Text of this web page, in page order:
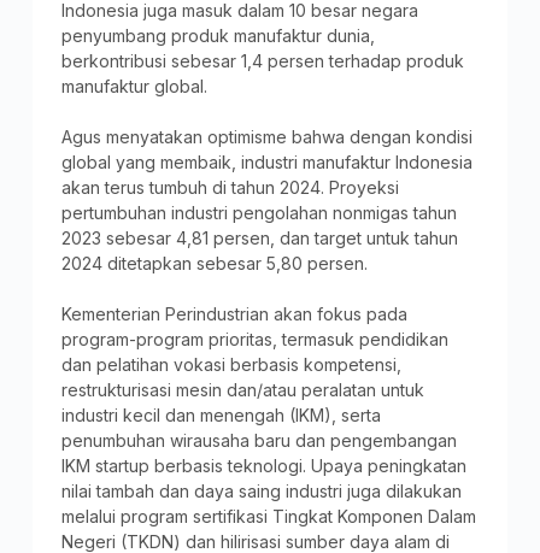
Indonesia juga masuk dalam 10 besar negara
penyumbang produk manufaktur dunia,
berkontribusi sebesar 1,4 persen terhadap produk
manufaktur global.
Agus menyatakan optimisme bahwa dengan kondisi
global yang membaik, industri manufaktur Indonesia
akan terus tumbuh di tahun 2024. Proyeksi
pertumbuhan industri pengolahan nonmigas tahun
2023 sebesar 4,81 persen, dan target untuk tahun
2024 ditetapkan sebesar 5,80 persen.
Kementerian Perindustrian akan fokus pada
program-program prioritas, termasuk pendidikan
dan pelatihan vokasi berbasis kompetensi,
restrukturisasi mesin dan/atau peralatan untuk
industri kecil dan menengah (IKM), serta
penumbuhan wirausaha baru dan pengembangan
IKM startup berbasis teknologi. Upaya peningkatan
nilai tambah dan daya saing industri juga dilakukan
melalui program sertifikasi Tingkat Komponen Dalam
Negeri (TKDN) dan hilirisasi sumber daya alam di